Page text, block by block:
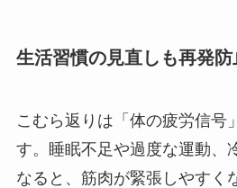
生活習慣の見直しも再発
こむら返りは「体の疲労信号
す。睡眠不足や過度な運動、
なると、筋肉が緊張しやすく